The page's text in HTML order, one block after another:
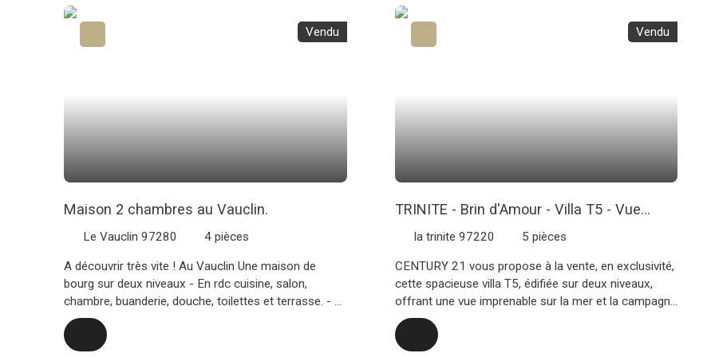
d’investissement, avec un loyer mensuel de 630 €
dans cette résidence avec ascenseur. Ne laissez pas
passer cette occasion ! Contactez-nous pour plus
chambres spacieuses, deux salles d'eau et un WC
indépendant. - au rez-de-chaussée : un bureau et une
cave. - à l'extérieur : un parking privatif pour votre
Vendu
Maison 2 chambres au Vauclin.
Le Vauclin 97280 4 pièces
A découvrir très vite ! Au Vauclin Une maison de
bourg sur deux niveaux - En rdc cuisine, salon,
chambre, buanderie, douche, toilettes et terrasse. - A
l'étage, un salon/cuisine, une chambre et une
terrasse panoramique. Travaux à finir au rdc
principalement. Beaucoup de matériaux déjà sur
Vendu
TRINITE - Brin d'Amour - Villa T5 - Vue
imprenable
la trinite 97220 5 pièces
CENTURY 21 vous propose à la vente, en exclusivité,
cette spacieuse villa T5, édifiée sur deux niveaux,
offrant une vue imprenable sur la mer et la campagne
environnante. Idéalement exposée aux alizés, elle allie
charme rustique et robustesse avec sa toiture en
béton recouverte de tôle et ses menuiseries en bois